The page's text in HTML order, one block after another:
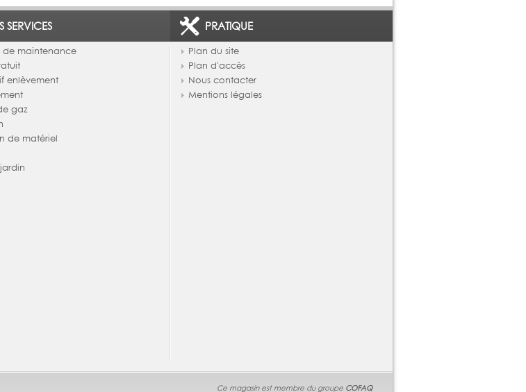
SERVICES
de maintenance
enlèvement
gaz
de matériel
PRATIQUE
Plan du site
Plan d'accès
Nous contacter
Mentions légales
Ce magasin est membre du groupe COFAQ